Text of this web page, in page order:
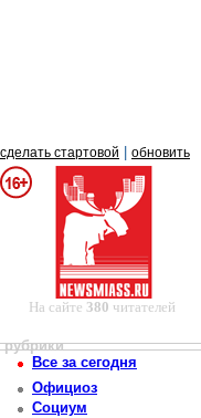
сделать стартовой обновить
На сайте 380 читателей
рубрики
Все за сегодня
Официоз
Социум